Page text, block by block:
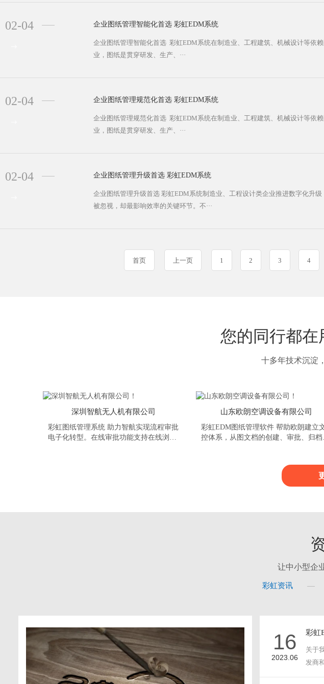
02-04 企业图纸管理智能化首选 彩虹EDM系统
企业图纸管理智能化首选 彩虹EDM系统在制造业、工程建筑、机械设计等依
业，图纸是贯穿研发、生产、···
02-04 企业图纸管理规范化首选 彩虹EDM系统
企业图纸管理规范化首选 彩虹EDM系统在制造业、工程建筑、机械设计等依
业，图纸是贯穿研发、生产、···
02-04 企业图纸管理升级首选 彩虹EDM系统
企业图纸管理升级首选 彩虹EDM系统制造业、工程设计类企业推进数字化升
被忽视，却最影响效率的关键环节。不···
首页 上一页 1 2 3 4
您的同行都
十多年技术沉淀
深圳智航无人机有限公司
彩虹图纸管理系统 助力智航实现流程审批
电子化转型。在线审批功能支持在线浏览
山东欧朗空调设备有限公司
彩虹EDM图纸管理软件 帮助欧朗建立
控体系，从图文档的创建、审批、归档
让中小型企
彩虹资讯
16
2023.06
彩虹
关于
发商